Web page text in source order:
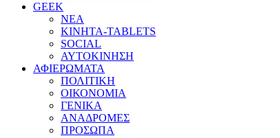
GEEK
ΝΕΑ
ΚΙΝΗΤΑ-TABLETS
SOCIAL
ΑΥΤΟΚΙΝΗΣΗ
ΑΦΙΕΡΩΜΑΤΑ
ΠΟΛΙΤΙΚΗ
ΟΙΚΟΝΟΜΙΑ
ΓΕΝΙΚΑ
ΑΝΑΔΡΟΜΕΣ
ΠΡΟΣΩΠΑ